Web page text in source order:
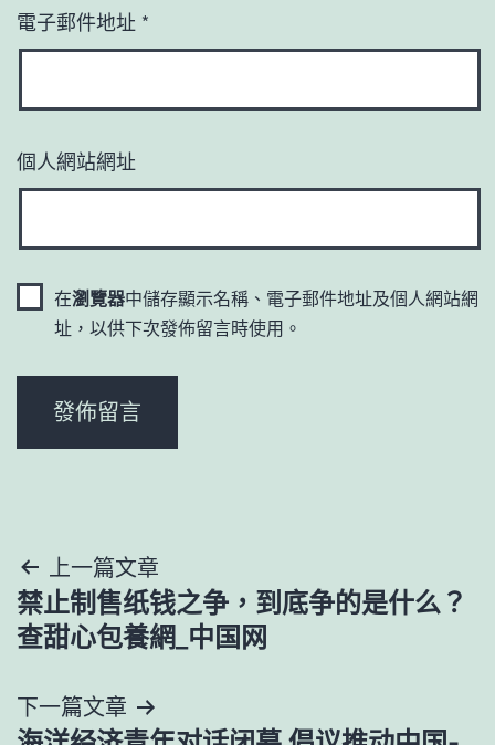
電子郵件地址 *
個人網站網址
在瀏覽器中儲存顯示名稱、電子郵件地址及個人網站網
址，以供下次發佈留言時使用。
文
章
覽
上一篇文章
禁止制售纸钱之争，到底争的是什么？
查甜心包養網_中国网
下一篇文章